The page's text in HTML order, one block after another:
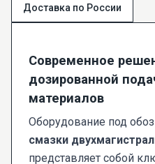
Доставка по России
Современное
дозированной
материалов
Оборудование под
смазки
представляет собой